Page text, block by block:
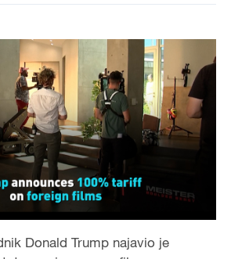
Donald Trump najavio je